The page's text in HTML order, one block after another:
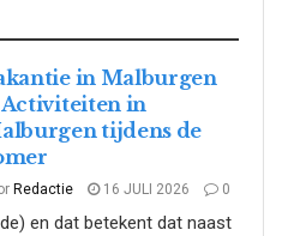
in Malburgen
in
tijdens de
Redactie 16 JULI 2026 0
en dat betekent dat naast